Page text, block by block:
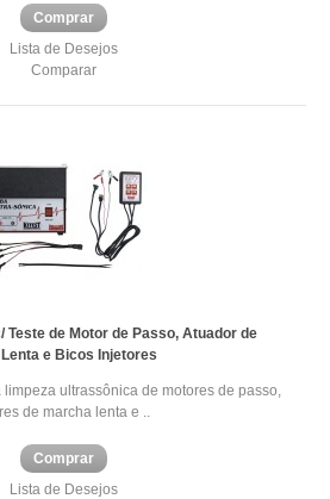
Comprar
Lista de Desejos
Comparar
Teste de Motor de Passo, Atuador de
e Bicos Injetores
ultrassônica de motores de passo,
de marcha lenta e ..
Comprar
Lista de Desejos